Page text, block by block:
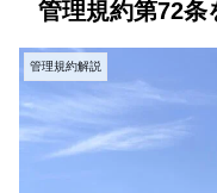
管理規約第72条
管理規約解説